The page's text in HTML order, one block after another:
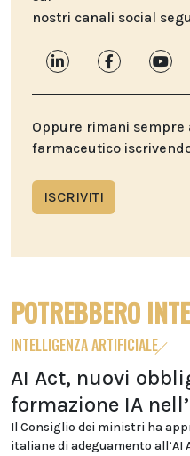
nostri canali social
Oppure rimani
farmaceutico
ISCRIVITI
POTREBBERO
INTELLIGENZA ARTIFICIALE
AI Act, nuovi
formazione IA
Il Consiglio dei ministri ha
italiane di adeguamento all’AI